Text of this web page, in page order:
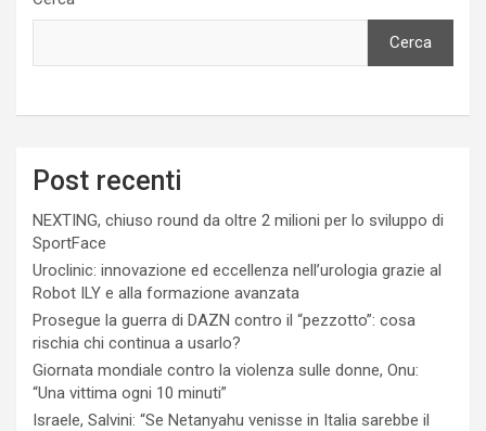
Cerca
Post recenti
NEXTING, chiuso round da oltre 2 milioni per lo sviluppo di
SportFace
Uroclinic: innovazione ed eccellenza nell’urologia grazie al
Robot ILY e alla formazione avanzata
Prosegue la guerra di DAZN contro il “pezzotto”: cosa
rischia chi continua a usarlo?
Giornata mondiale contro la violenza sulle donne, Onu:
“Una vittima ogni 10 minuti”
Israele, Salvini: “Se Netanyahu venisse in Italia sarebbe il